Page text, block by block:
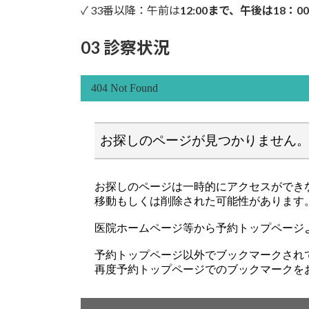
✓ 33番以降：午前は12:00まで、午後は18：
03 診察状況